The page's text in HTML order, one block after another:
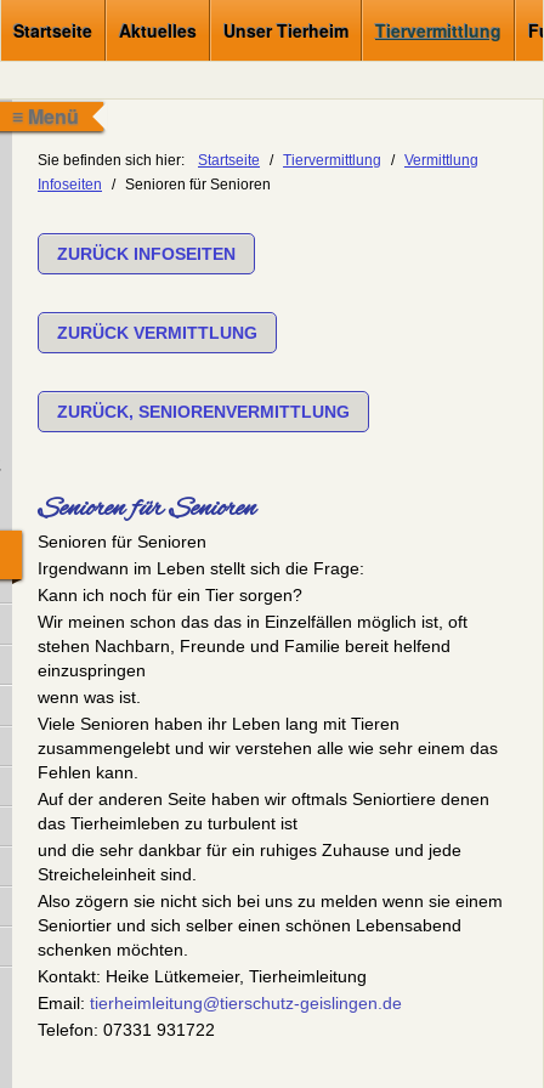
Startseite Aktuelles Unser Tierheim Tiervermittlung
≡ Menü
Sie befinden sich hier: Startseite / Tiervermittlung / Vermittlung
Infoseiten
/ Senioren für Senioren
ZURÜCK INFOSEITEN
ZURÜCK VERMITTLUNG
ZURÜCK, SENIORENVERMITTLUNG
Senioren für Senioren
Senioren für Senioren
Irgendwann im Leben stellt sich die Frage:
Kann ich noch für ein Tier sorgen?
Wir meinen schon das das in Einzelfällen möglich ist, oft
stehen Nachbarn, Freunde und Familie bereit helfend
einzuspringen
wenn was ist.
Viele Senioren haben ihr Leben lang mit Tieren
zusammengelebt und wir verstehen alle wie sehr einem das
Fehlen kann.
Auf der anderen Seite haben wir oftmals Seniortiere denen
das Tierheimleben zu turbulent ist
und die sehr dankbar für ein ruhiges Zuhause und jede
Streicheleinheit sind.
Also zögern sie nicht sich bei uns zu melden wenn sie einem
Seniortier und sich selber einen schönen Lebensabend
schenken möchten.
Kontakt: Heike Lütkemeier, Tierheimleitung
Email: tierheimleitung@tierschutz-geislingen.de
Telefon: 07331 931722